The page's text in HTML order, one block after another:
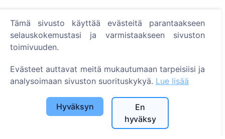
Etsi vainajia
Palvelut
Yhteystiedot
SIA "CEMETY", LV40103618951
Tämä sivusto käyttää evästeitä parantaakseen
selauskokemustasi ja varmistaakseen sivuston
toimivuuden.
Evästeet auttavat meitä mukautumaan tarpeisiisi ja
analysoimaan sivuston suorituskykyä. Lue lisää
Hyväksyn
En
hyväksy